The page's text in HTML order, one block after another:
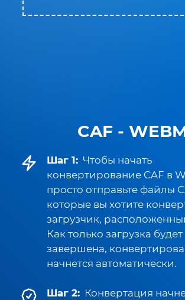
CAF -
Шаг 1: Чтобы начать
конвертирование CAF в
просто отправьте файлы
которые вы хотите
загрузчик,
Как только загрузка будет
завершена,
начнется автоматически.
Шаг 2: Конвертация